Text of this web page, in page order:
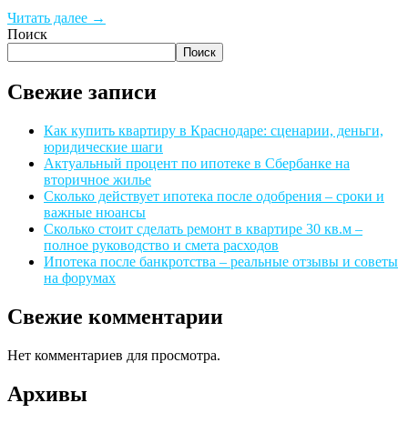
Читать далее →
Поиск
Поиск
Свежие записи
Как купить квартиру в Краснодаре: сценарии, деньги,
юридические шаги
Актуальный процент по ипотеке в Сбербанке на
вторичное жилье
Сколько действует ипотека после одобрения – сроки и
важные нюансы
Сколько стоит сделать ремонт в квартире 30 кв.м –
полное руководство и смета расходов
Ипотека после банкротства – реальные отзывы и советы
на форумах
Свежие комментарии
Нет комментариев для просмотра.
Архивы